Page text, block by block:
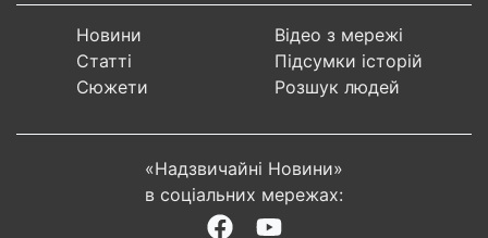
Новини
Статті
Сюжети
Відео з мережі
Підсумки історій
Розшук людей
«Надзвичайні Новини»
в соціальних мережах: